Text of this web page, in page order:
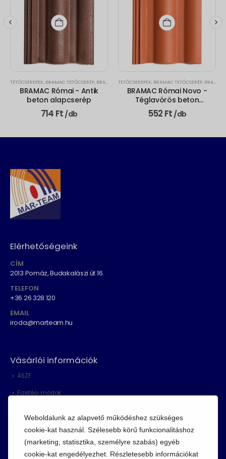
Weboldalunk az alapvető működéshez szükséges
cookie-kat használ. Szélesebb körű funkcionalitáshoz
(marketing, statisztika, személyre szabás) egyéb
cookie-kat engedélyezhet. Részletesebb információkat
TETŐCSEREPEK, BRAMAC TETŐCSERÉP, BRAMAC RÓMAI
BRAMAC Római - Antik
beton alapcserép
714 Ft /db
TETŐCSEREPEK, BRAMAC TETŐCSERÉP, BRAMAC RÓMAI
BRAMAC Római Novo -
Téglavörös beton
alapcserép
552 Ft /db
Elérhetőségeink
CÍM
2013 Pomáz, Budakalászi út 16.
TELEFON
+36 26 328 120
EMAIL
iroda@marteam.hu
Vásárlói információk
ÁSZF
Fizetési módok
Cookie szabályzat
Visszaküldési szabályzat